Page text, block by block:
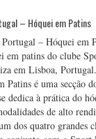
– Hóquei em Patins
– Hóquei em
em patins do clube
em Lisboa,
Patins é uma secção
dedica à prática do
de alto
dos quatro grandes